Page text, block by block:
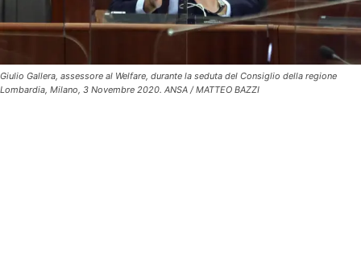
Giulio Gallera, assessore al Welfare, durante la seduta del Consiglio della regione
Lombardia, Milano, 3 Novembre 2020. ANSA / MATTEO BAZZI